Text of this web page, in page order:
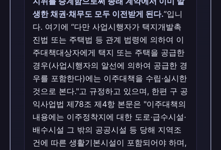
생한 채권·채무도 모두 이전받게 된다.”입니
다. 여기에 “다만 사업시행자가 택지개발촉
진법 또는 주택법 등 관계 법령에 의하여 이
주대책대상자에게 택지 또는 주택을 공급한
경우(사업시행자의 알선에 의하여 공급한 경
우를 포함한다)에는 이주대책을 수립·실시한
것으로 본다."고 규정하고 있으며, 한편 구 공
익사업법 제78조 제4항 본문은 "이주대책의
내용에는 이주정착지에 대한 도로·급수시설·
배수시설 그 밖의 공공시설 등 당해 지역조
건에 따른 생활기본시설이 포함되어야 하며,